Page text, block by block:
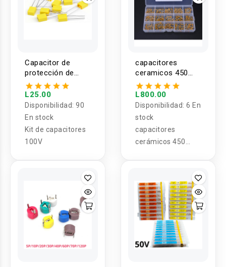
Capacitor de
protección de
Polipropileno
100V
L25.00
Disponibilidad: 90
En stock
Kit de capacitores
100V
capacitores
ceramicos 450
piezas 15 Valores
L800.00
Disponibilidad: 6 En
stock
capacitores
cerámicos 450